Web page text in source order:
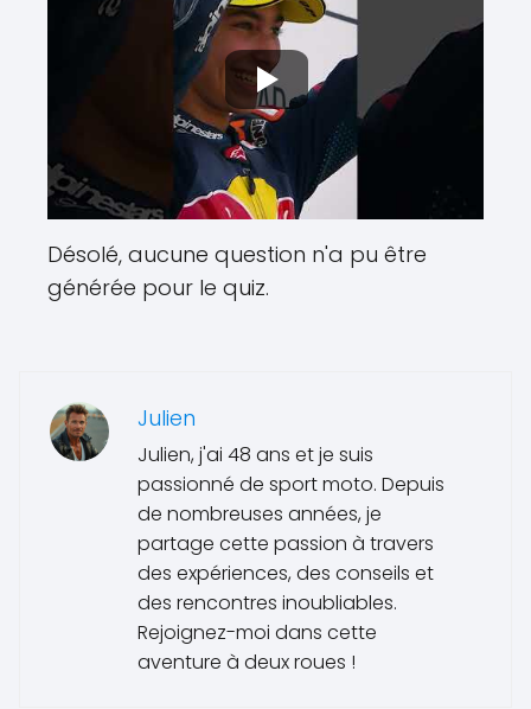
Désolé, aucune question n'a pu être
générée pour le quiz.
Julien
Julien, j'ai 48 ans et je suis
passionné de sport moto. Depuis
de nombreuses années, je
partage cette passion à travers
des expériences, des conseils et
des rencontres inoubliables.
Rejoignez-moi dans cette
aventure à deux roues !